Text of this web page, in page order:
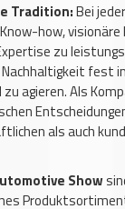
Tradition:Bei
how, visionäre
zu
fest
agieren. Als
als auch
Show